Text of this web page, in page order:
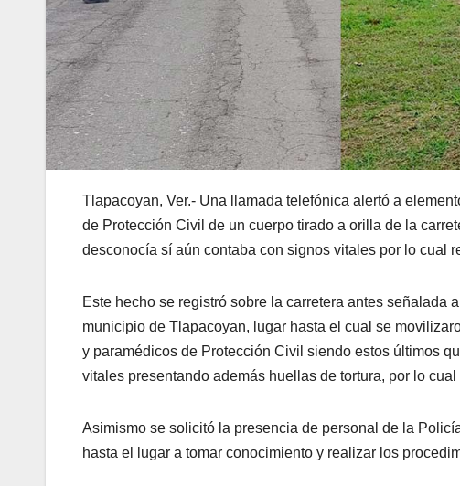
Tlapacoyan, Ver.- Una llamada telefónica alertó a
de Protección Civil de un cuerpo tirado a orilla de la
desconocía sí aún contaba con signos vitales por lo cual
Este hecho se registró sobre la carretera antes señalada
municipio de Tlapacoyan, lugar hasta el cual se
y paramédicos de Protección Civil siendo estos últimos
vitales presentando además huellas de tortura, por lo
Asimismo se solicitó la presencia de personal de la
hasta el lugar a tomar conocimiento y realizar los